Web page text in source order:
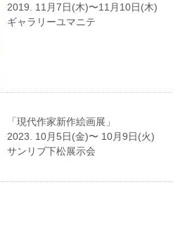
2019. 11月7日(木)〜11月10日(木)
ギャラリーユマニテ
「現代作家新作絵画展」
2023. 10月5日(金)〜 10月9日(火)
サンリブ下松展示会